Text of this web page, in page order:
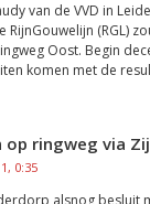
van de VVD in
(RGL)
Oost. Begin
komen met de
ringweg via
0:35
alsnog besluit